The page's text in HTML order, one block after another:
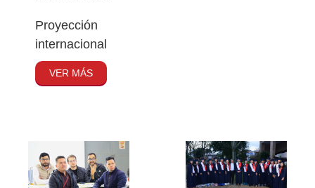
Proyección
internacional
VER MÁS